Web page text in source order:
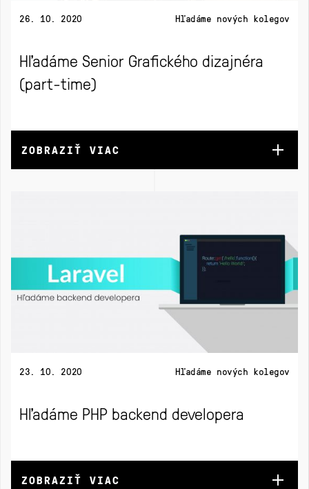
26. 10. 2020 Hľadáme nových kolegov
Hľadáme Senior Grafického dizajnéra
(part-time)
ZOBRAZIŤ VIAC
23. 10. 2020 Hľadáme nových kolegov
Hľadáme PHP backend developera
ZOBRAZIŤ VIAC